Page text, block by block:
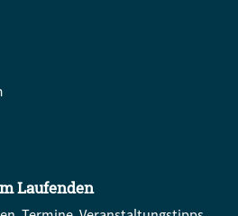
Laufenden